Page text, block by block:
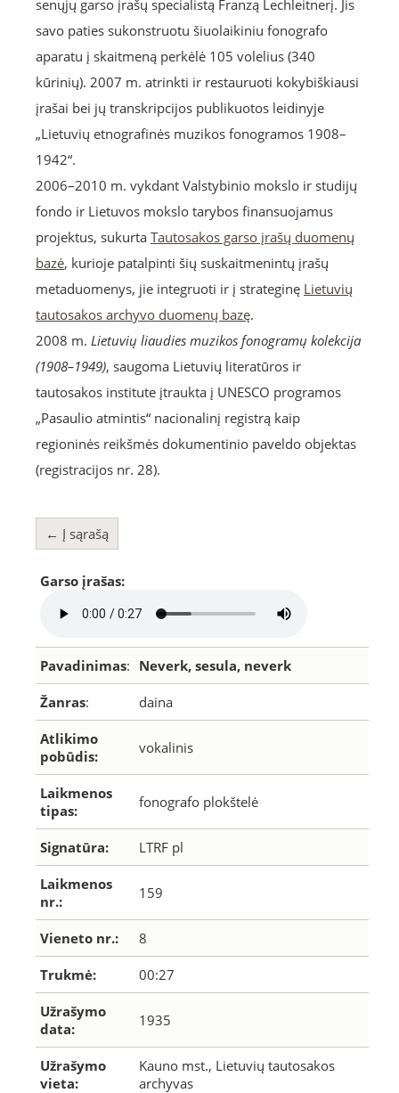
senųjų garso įrašų specialistą Franzą Lechleitnerį. Jis
savo paties sukonstruotu šiuolaikiniu fonografo
aparatu į skaitmeną perkėlė 105 volelius (340
kūrinių). 2007 m. atrinkti ir restauruoti kokybiškiausi
įrašai bei jų transkripcijos publikuotos leidinyje
„Lietuvių etnografinės muzikos fonogramos 1908–
1942“.
2006–2010 m. vykdant Valstybinio mokslo ir studijų
fondo ir Lietuvos mokslo tarybos finansuojamus
projektus, sukurta Tautosakos garso įrašų duomenų
bazė, kurioje patalpinti šių suskaitmenintų įrašų
metaduomenys, jie integruoti ir į strateginę Lietuvių
tautosakos archyvo duomenų bazę.
2008 m. Lietuvių liaudies muzikos fonogramų kolekcija
(1908–1949), saugoma Lietuvių literatūros ir
tautosakos institute įtraukta į UNESCO programos
„Pasaulio atmintis“ nacionalinį registrą kaip
regioninės reikšmės dokumentinio paveldo objektas
(registracijos nr. 28).
← Į sąrašą
Garso įrašas:
Pavadinimas: Neverk, sesula, neverk
Žanras: daina
Atlikimo
pobūdis:
vokalinis
Laikmenos
tipas:
fonografo plokštelė
Signatūra: LTRF pl
Laikmenos
nr.:
159
Vieneto nr.: 8
Trukmė: 00:27
Užrašymo
data:
1935
Užrašymo
vieta:
Kauno mst., Lietuvių tautosakos
archyvas